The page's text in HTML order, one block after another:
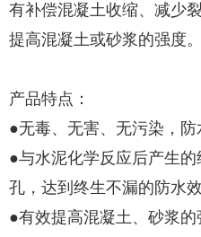
有补偿混凝土收缩、减少
提高混凝土或砂浆的强度。
产品特点：
●无毒、无害、无污染，防
●与水泥化学反应后产生
孔，达到终生不漏的防水效
●有效提高混凝土、砂浆